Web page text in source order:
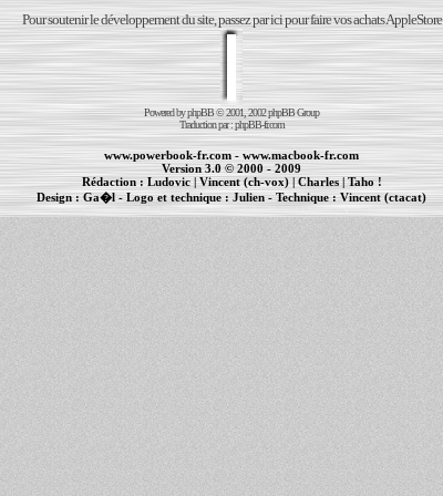
Pour soutenir le développement du site, passez par ici pour faire vos achats AppleStore
Powered byphpBB© 2001, 2002 phpBB Group
Traduction par :phpBB-fr.com
www.powerbook-fr.com - www.macbook-fr.com
Version 3.0 © 2000 - 2009
Rédaction : Ludovic|Vincent (ch-vox)| Charles|Taho !
Design :Ga�l - Logo et technique : Julien - Technique :Vincent (ctacat)
| | cr�ation de sites Internet